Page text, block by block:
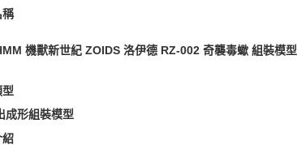
稱
機獸新世紀 ZOIDS 洛伊德 RZ-002 奇襲毒蠍 組裝模型
成形組裝模型
紹